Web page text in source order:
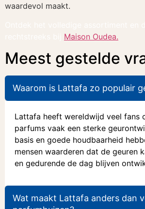
waardevol maakt.
Maison Oudea.
Meest gestelde
Waarom is Lattafa zo populair
Lattafa heeft wereldwijd veel fans
parfums vaak een sterke
basis en goede houdbaarheid
mensen waarderen dat de geuren
en gedurende de dag blijven
Wat maakt Lattafa anders dan